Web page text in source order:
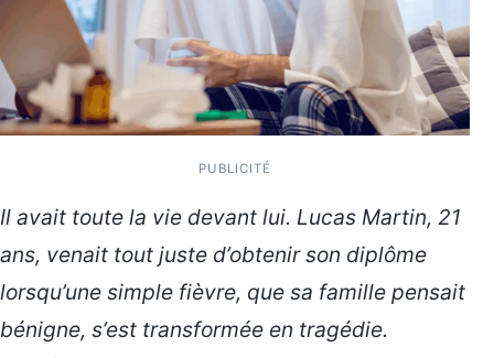
PUBLICITÉ
Il avait toute la vie devant lui. Lucas Martin, 21
ans, venait tout juste d’obtenir son diplôme
lorsqu’une simple fièvre, que sa famille pensait
bénigne, s’est transformée en tragédie.